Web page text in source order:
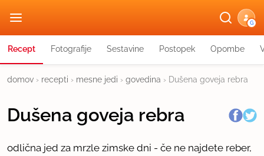
G
Recept Fotografije Sestavine Postopek Opombe
domov › recepti › mesne jedi › govedina › Dušena goveja rebra
Dušena goveja rebra
odlična jed za mrzle zimske dni - če ne najdete reber,